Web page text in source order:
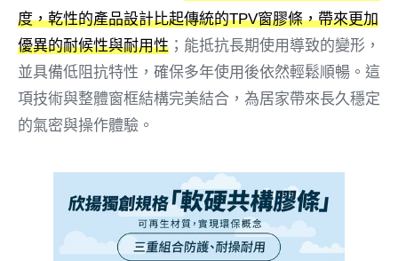
度，乾性的產品設計比起傳統的TPV窗膠條，帶來更加
優異的耐候性與耐用性 ；能抵抗長期使用導致的變形，
並具備低阻抗特性，確保多年使用後依然輕鬆順暢。這
項技術與整體窗框結構完美結合，為居家帶來長久穩定
的氣密與操作體驗。